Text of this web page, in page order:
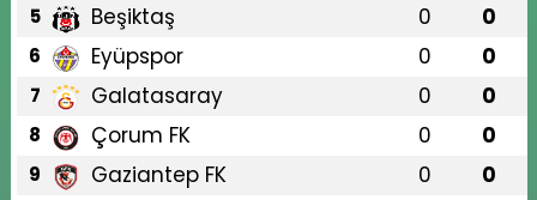
5 Beşiktaş 0 0
6 Eyüpspor 0 0
7 Galatasaray 0 0
8 Çorum FK 0 0
9 Gaziantep FK 0 0